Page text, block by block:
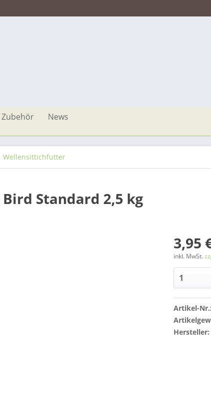
Zubehör News
Wellensittichfutter
Standard 2,5 kg
3,95
inkl. MwSt.
Artikel-Nr.:
Hersteller: